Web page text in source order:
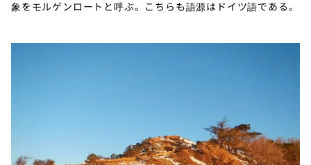
象をモルゲンロートと呼ぶ。こちらも語源はドイツ語である。